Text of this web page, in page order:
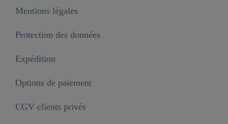
Mentions légales
Protection des données
Expédition
Options de paiement
CGV clients privés